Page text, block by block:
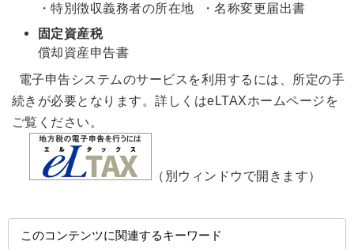
・特別徴収義務者の所在地 ・名称変更届出書
固定資産税
償却資産申告書
電子申告システムのサービスを利用するには、所定の手
続きが必要となります。詳しくはeLTAXホームページを
ご覧ください。
（別ウィンドウで開きます）
このコンテンツに関連するキーワード